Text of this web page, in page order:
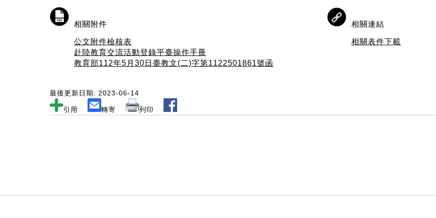
相關附件
公文附件檢核表
赴陸教育交流活動登錄平臺操作手冊
教育部112年5月30日臺教文(二)字第1122501861號函
相關連結
相關表件下載
最後更新日期: 2023-06-14
引用 轉寄 列印